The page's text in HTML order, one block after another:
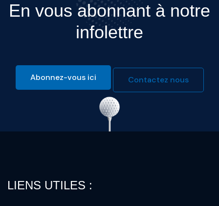
En vous abonnant à notre
infolettre
Abonnez-vous ici Contactez nous
LIENS UTILES :